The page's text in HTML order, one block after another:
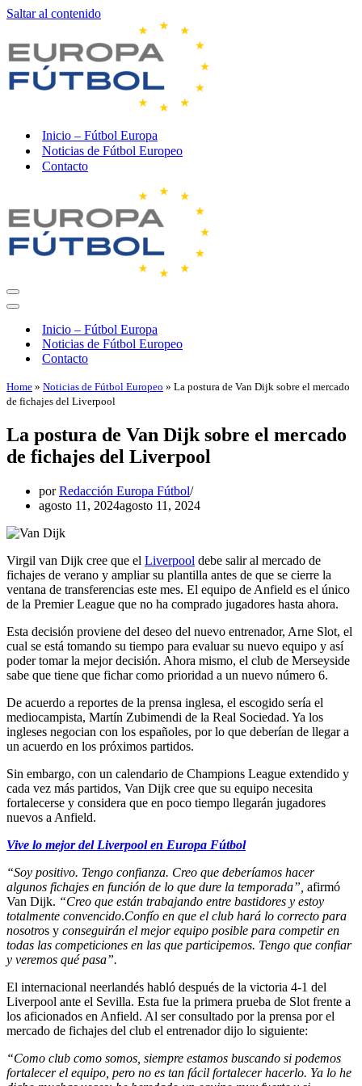
Saltar al contenido
Inicio – Fútbol Europa
Noticias de Fútbol Europeo
Contacto
Menú
de
Menú
navegaciónInicio – Fútbol Europa
Noticias de Fútbol Europeo
Contacto
Home » Noticias de Fútbol Europeo » La postura de Van Dijk sobre el mercado
de fichajes del Liverpool
La postura de Van Dijk sobre el mercado
de fichajes del Liverpool
porRedacción Europa Fútbol
agosto 11, 2024agosto 11, 2024
Virgil van Dijk cree que el Liverpool debe salir al mercado de
fichajes de verano y ampliar su plantilla antes de que se cierre la
ventana de transferencias este mes. El equipo de Anfield es el único
de la Premier League que no ha comprado jugadores hasta ahora.
Esta decisión proviene del deseo del nuevo entrenador, Arne Slot, el
cual se está tomando su tiempo para evaluar su nuevo equipo y así
poder tomar la mejor decisión. Ahora mismo, el club de Merseyside
sabe que tiene que fichar como prioridad a un nuevo número 6.
De acuerdo a reportes de la prensa inglesa, el escogido sería el
mediocampista, Martín Zubimendi de la Real Sociedad. Ya los
ingleses negocian con los españoles, por lo que deberían de llegar a
un acuerdo en los próximos partidos.
Sin embargo, con un calendario de Champions League extendido y
cada vez más partidos, Van Dijk cree que su equipo necesita
fortalecerse y considera que en poco tiempo llegarán jugadores
nuevos a Anfield.
Vive lo mejor del Liverpool en Europa Fútbol
“Soy positivo. Tengo confianza. Creo que deberíamos hacer
algunos fichajes en función de lo que dure la temporada”, afirmó
Van Dijk. “Creo que están trabajando entre bastidores y estoy
totalmente convencido.Confío en que el club hará lo correcto para
nosotros y conseguirán el mejor equipo posible para competir en
todas las competiciones en las que participemos. Tengo que confiar
y veremos qué pasa”.
El internacional neerlandés habló después de la victoria 4-1 del
Liverpool ante el Sevilla. Esta fue la primera prueba de Slot frente a
los aficionados en Anfield. Al ser consultado por la prensa por el
mercado de fichajes del club el entrenador dijo lo siguiente:
“Como club como somos, siempre estamos buscando si podemos
fortalecer el equipo, pero no es tan fácil fortalecer hacerlo. Ya lo he